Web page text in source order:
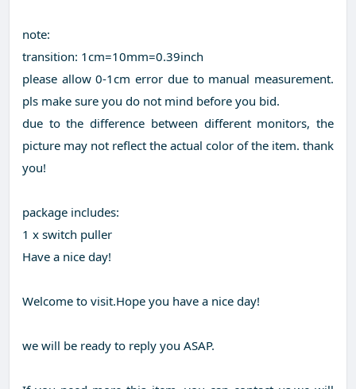
note:
transition: 1cm=10mm=0.39inch
please allow 0-1cm error due to manual measurement.
pls make sure you do not mind before you bid.
due to the difference between different monitors, the
picture may not reflect the actual color of the item. thank
you!
package includes:
1 x switch puller
Have a nice day!
Welcome to visit.Hope you have a nice day!
we will be ready to reply you ASAP.